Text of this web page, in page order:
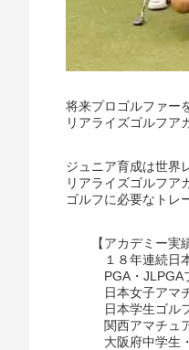
将来プロゴルファー
リアライズゴルフア
ジュニア育成は世界
リアライズゴルフア
ゴルフに必要なトレ
【アカデミー実績
１８年連続日本
PGA・JLPGAプ
日本女子アマチ
日本学生ゴルフ
関西アマチュア
大阪府中学生・